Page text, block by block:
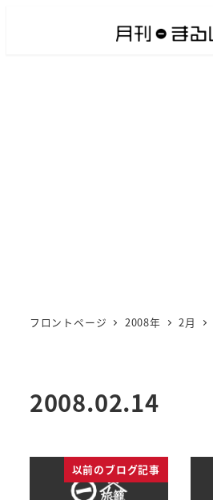
フロントページ 2008年 2月
2008.02.14
以前のブログ記事